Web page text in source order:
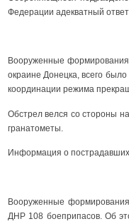
Федерации адекватный
Вооруженные
окраине Донецка, всего
координации режима
Обстрел велся со стороны
гранатометы.
Информация о
Вооруженные
ДНР 108 боеприпасов. Об